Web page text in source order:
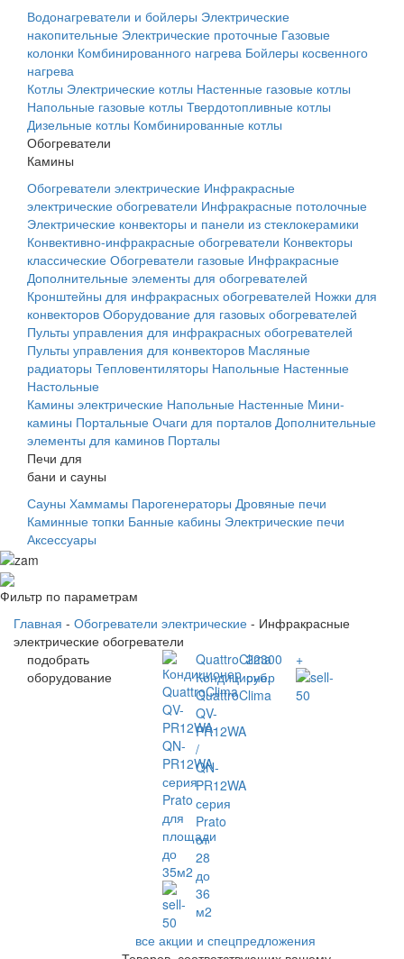
Водонагреватели и бойлеры Электрические
накопительные Электрические проточные Газовые
колонки Комбинированного нагрева Бойлеры косвенного
нагрева
Котлы Электрические котлы Настенные газовые котлы
Напольные газовые котлы Твердотопливные котлы
Дизельные котлы Комбинированные котлы
Обогреватели
Камины
Обогреватели электрические Инфракрасные
электрические обогреватели Инфракрасные потолочные
Электрические конвекторы и панели из стеклокерамики
Конвективно-инфракрасные обогреватели Конвекторы
классические Обогреватели газовые Инфракрасные
Дополнительные элементы для обогревателей
Кронштейны для инфракрасных обогревателей Ножки для
конвекторов Оборудование для газовых обогревателей
Пульты управления для инфракрасных обогревателей
Пульты управления для конвекторов Масляные
радиаторы Тепловентиляторы Напольные Настенные
Настольные
Камины электрические Напольные Настенные Мини-
камины Портальные Очаги для порталов Дополнительные
элементы для каминов Порталы
Печи для
бани и сауны
Сауны Хаммамы Парогенераторы Дровяные печи
Каминные топки Банные кабины Электрические печи
Аксессуары
Фильтр по параметрам
Главная - Обогреватели электрические - Инфракрасные
электрические обогреватели
подобрать
оборудование
QuattroClima
Кондиционер
QuattroClima
QV-
PR12WA
/
QN-
PR12WA
серия
Prato
от
28
до
36
м2
22300
руб.
+
все акции и спецпредложения